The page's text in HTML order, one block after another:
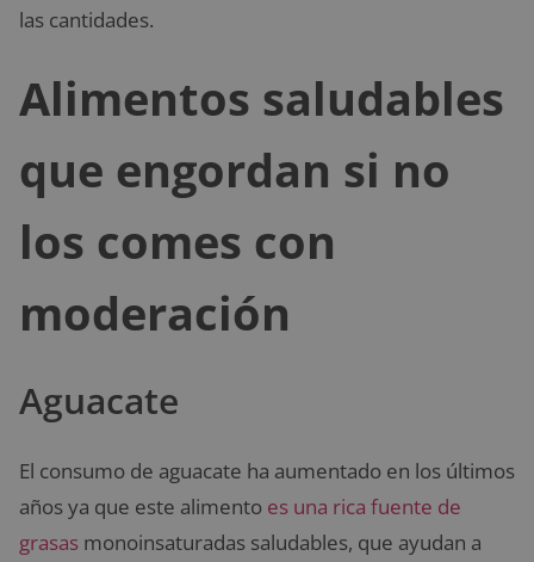
las cantidades.
Alimentos saludables
que engordan si no
los comes con
moderación
Aguacate
El consumo de aguacate ha aumentado en los últimos
años ya que este alimento es una rica fuente de
grasas monoinsaturadas saludables, que ayudan a